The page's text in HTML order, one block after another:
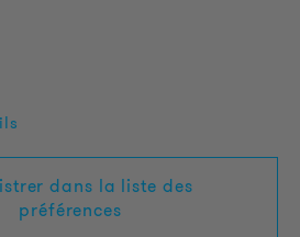
dans la liste des
préférences